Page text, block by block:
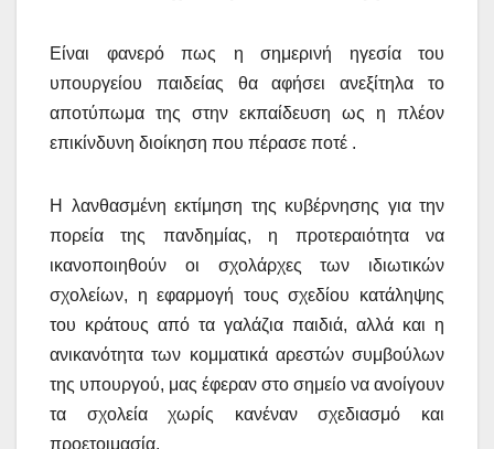
Είναι φανερό πως η σημερινή ηγεσία του
υπουργείου παιδείας θα αφήσει ανεξίτηλα το
αποτύπωμα της στην εκπαίδευση ως η πλέον
επικίνδυνη διοίκηση που πέρασε ποτέ .
Η λανθασμένη εκτίμηση της κυβέρνησης για την
πορεία της πανδημίας, η προτεραιότητα να
ικανοποιηθούν οι σχολάρχες των ιδιωτικών
σχολείων, η εφαρμογή τους σχεδίου κατάληψης
του κράτους από τα γαλάζια παιδιά, αλλά και η
ανικανότητα των κομματικά αρεστών συμβούλων
της υπουργού, μας έφεραν στο σημείο να ανοίγουν
τα σχολεία χωρίς κανέναν σχεδιασμό και
προετοιμασία.